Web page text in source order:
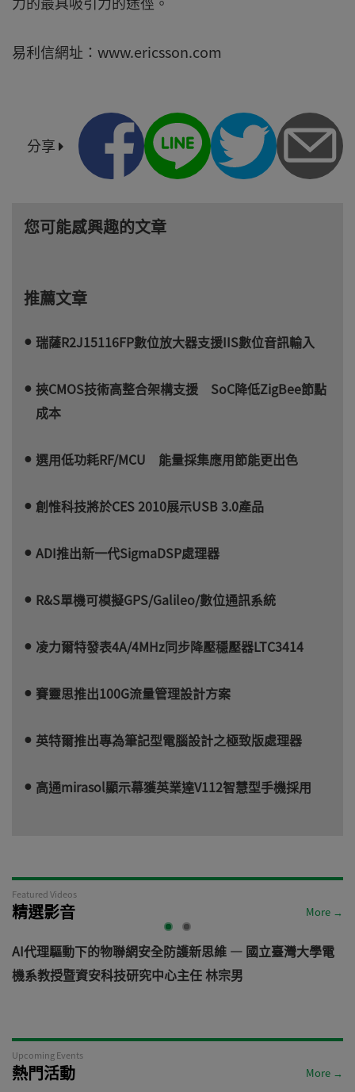
易利信網址：www.ericsson.com
分享
您可能感興趣的文章
推薦文章
瑞薩R2J15116FP數位放大器支援IIS數位音訊輸入
挾CMOS技術高整合架構支援 SoC降低ZigBee節點
成本
選用低功耗RF/MCU 能量採集應用節能更出色
創惟科技將於CES 2010展示USB 3.0產品
ADI推出新一代SigmaDSP處理器
R&S單機可模擬GPS/Galileo/數位通訊系統
凌力爾特發表4A/4MHz同步降壓穩壓器LTC3414
賽靈思推出100G流量管理設計方案
英特爾推出專為筆記型電腦設計之極致版處理器
高通mirasol顯示幕獲英業達V112智慧型手機採用
Featured Videos
精選影音 More →
AI代理驅動下的物聯網安全防護新思維 — 國立臺灣大學電
機系教授暨資安科技研究中心主任 林宗男
Upcoming Events
熱門活動 More →